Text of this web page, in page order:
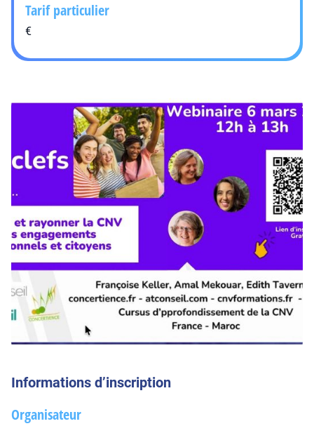
Tarif particulier
€
Informations d’inscription
Organisateur